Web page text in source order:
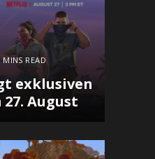
MINS READ
exklusiven
August